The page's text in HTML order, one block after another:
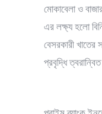
মোকাবেলা ও
এর লক্ষ্য হলো
বেসরকারী
প্রবৃদ্ধি